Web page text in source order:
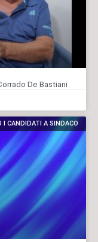
De Bastiani
I CANDIDATI A SINDACO